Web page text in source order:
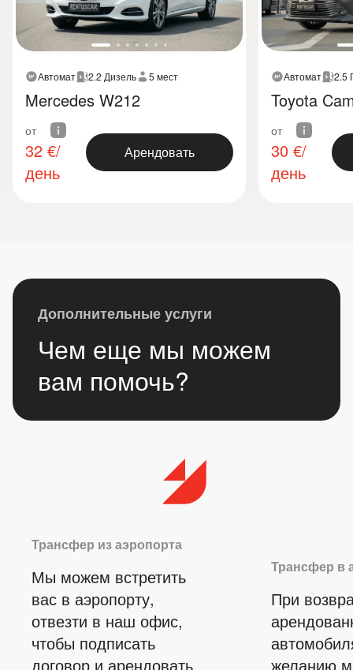
Автомат 2.2 Дизель 5 мест
Mercedes W212
от
32 €/
день
Арендовать
Автомат 2.5
Toyota
от
30 €/
день
Дополнительные услуги
Чем еще мы можем
вам помочь?
Трансфер из аэропорта
Мы можем встретить
вас в аэропорту,
отвезти в наш офис,
чтобы подписать
договор и арендовать
Трансфер в
При
желанию